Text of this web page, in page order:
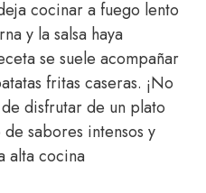
cocinar a fuego lento
y la salsa haya
se suele acompañar
fritas caseras. ¡No
disfrutar de un plato
sabores intensos y
alta cocina